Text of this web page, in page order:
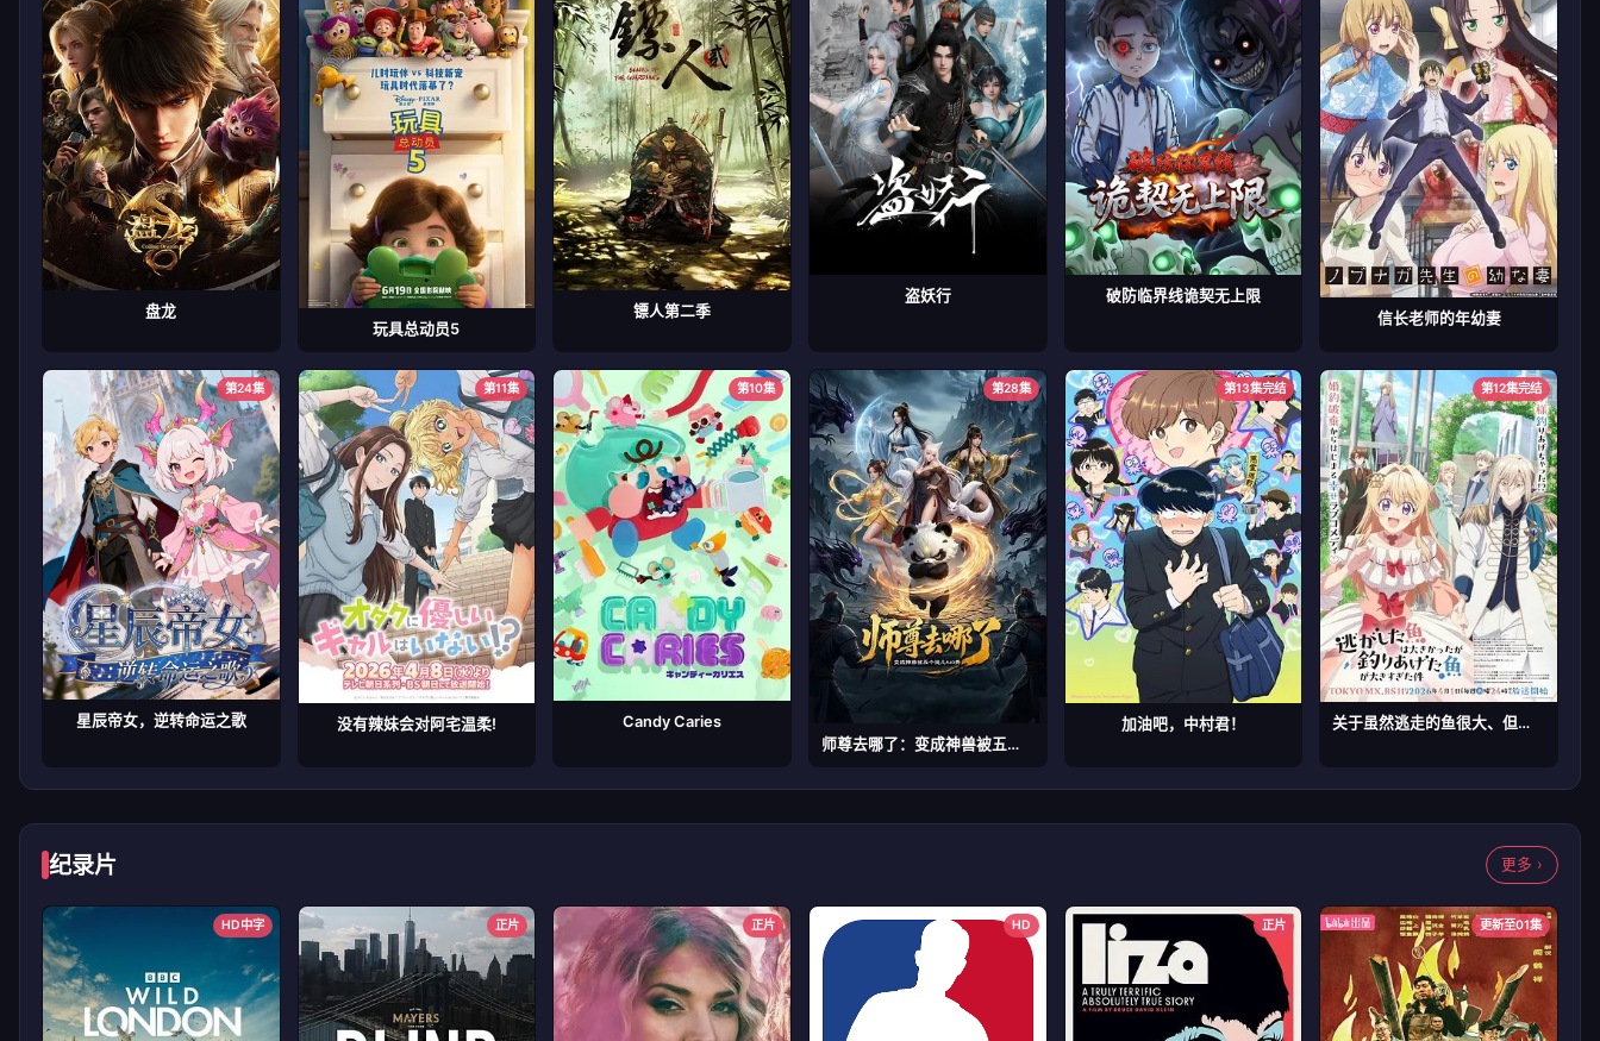
盘龙
玩具总动员5
镖人第二季
盗妖行 破防临界线诡契无上限
信长老师的年幼妻
第24集
星辰帝女，逆转命运之歌
第11集
没有辣妹会对阿宅温柔!
第10集
Candy Caries
第28集
师尊去哪了：变成神兽被五个徒儿rua秃
第13集完结
加油吧，中村君！
第12集完结
关于虽然逃走的鱼很大、但钓上来的鱼却太大了这件事
纪录片 更多 ›
HD中字 正片 正片 HD 正片 更新至01集